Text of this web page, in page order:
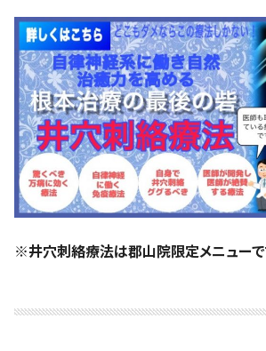
※井穴刺絡療法は郡山院限定メニュー